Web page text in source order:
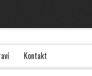
Kontakt